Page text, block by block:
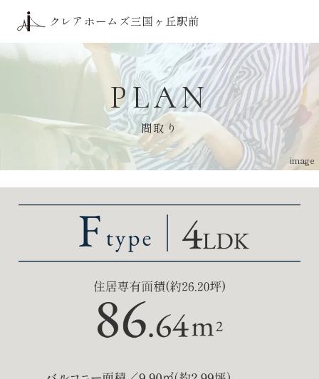
クレアホームズ三国ヶ丘駅前
トップ
アクセス
三国ケ丘の価値
ロケーション
間取り
ZEH-M・低炭素
クオリティ
ブランド
現地案内図
物件概要
物件エントリーはこちら
物件エントリー者様限定サイトはこちら
来場予約はこちら
PLAN
間取り
image